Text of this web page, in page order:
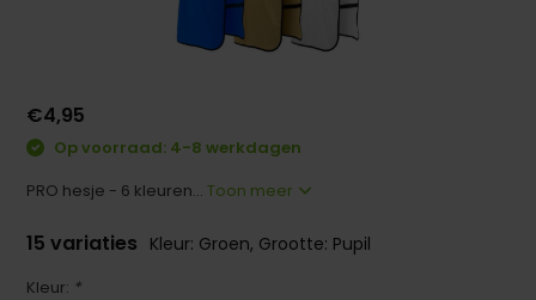
€4,95
Op voorraad: 4-8 werkdagen
PRO hesje - 6 kleuren...Toon meer
15 variaties Kleur: Groen, Grootte: Pupil
Kleur: *